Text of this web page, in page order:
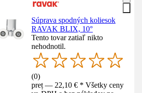
Súprava spodných koliesok
RAVAK BLIX, 10°
Tento tovar zatiaľ nikto
nehodnotil.
(0)
preț — 22,10 € * Všetky ceny